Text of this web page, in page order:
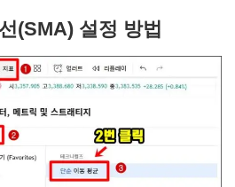
(SMA) 설정 방법